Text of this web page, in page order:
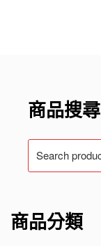
商品搜尋
Search
for:
商品分類